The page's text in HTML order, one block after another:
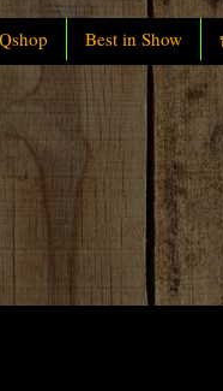
Qshop Best in Show